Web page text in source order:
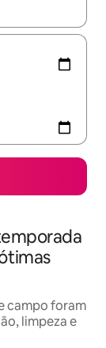
explore-os
campo foram
limpeza e